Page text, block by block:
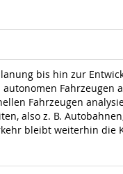
bis hin zur
Fahrzeugen
Fahrzeugen
also z. B.
bleibt weiterhin die